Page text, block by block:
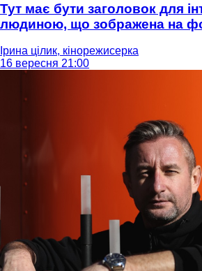
Тут має бути заголовок для
людиною, що зображена на
Ірина цілик, кінорежисерка
16 вересня 21:00